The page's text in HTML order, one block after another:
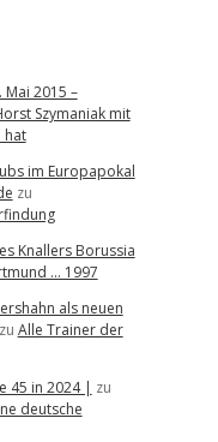
Mai 2015 –
Szymaniak mit
hat
im Europapokal
zu
Knallers Borussia
… 1997
als neuen
zu Alle Trainer der
45 in 2024 | zu
deutsche